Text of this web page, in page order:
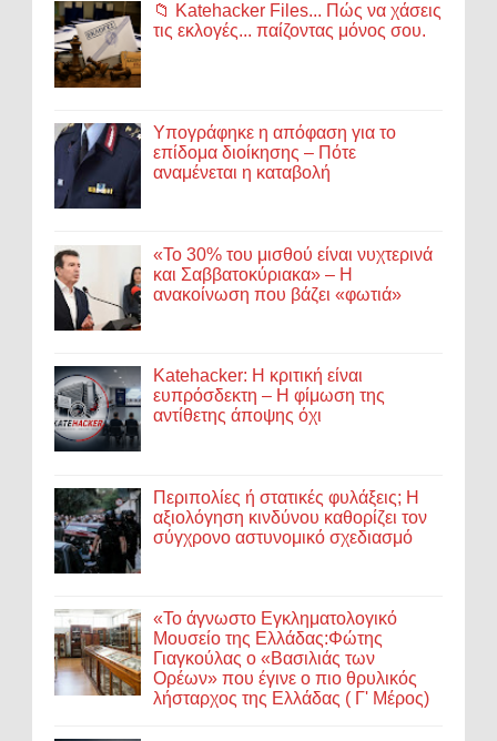
📁 Katehacker Files... Πώς να χάσεις
τις εκλογές... παίζοντας μόνος σου.
Υπογράφηκε η απόφαση για το
επίδομα διοίκησης – Πότε
αναμένεται η καταβολή
«Το 30% του μισθού είναι νυχτερινά
και Σαββατοκύριακα» – Η
ανακοίνωση που βάζει «φωτιά»
Katehacker: Η κριτική είναι
ευπρόσδεκτη – Η φίμωση της
αντίθετης άποψης όχι
Περιπολίες ή στατικές φυλάξεις; Η
αξιολόγηση κινδύνου καθορίζει τον
σύγχρονο αστυνομικό σχεδιασμό
«Το άγνωστο Εγκληματολογικό
Μουσείο της Ελλάδας:Φώτης
Γιαγκούλας ο «Βασιλιάς των
Ορέων» που έγινε ο πιο θρυλικός
λήσταρχος της Ελλάδας ( Γ' Μέρος)